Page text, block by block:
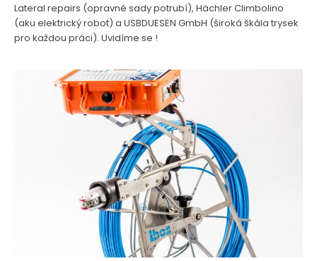
Lateral repairs (opravné sady potrubí), Hächler Climbolino
(aku elektrický robot) a USBDUESEN GmbH (široká škála trysek
pro každou práci). Uvidíme se !